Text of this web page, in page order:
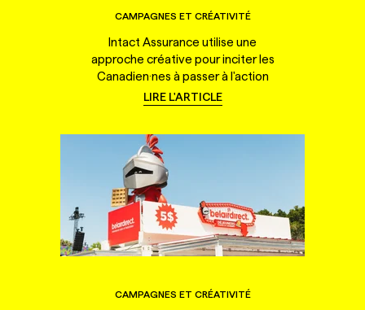
CAMPAGNES ET CRÉATIVITÉ
Intact Assurance utilise une
approche créative pour inciter les
Canadien·nes à passer à l'action
LIRE L'ARTICLE
CAMPAGNES ET CRÉATIVITÉ